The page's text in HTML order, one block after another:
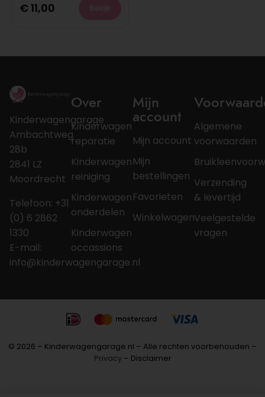
€ 11,00
Kinderwagengarage
Ambachtweg
28b
2841 LZ
Moordrecht
Telefoon: +31
(0) 6 2862
1330
E-mail:
info@kinderwagengarage.nl
Over
Kinderwagen
reparatie
Kinderwagen
reiniging
Kinderwagen
onderdelen
Kinderwagen
occassions
Mijn
account
Mijn account
Mijn
bestellingen
Favorieten
Winkelwagen
Algemene
voorwaarden
Verzending
& levertijd
Veelgestelde
vragen
© 2026 – Kinderwagengarage.nl – Alle rechten voorbehouden –
Privacy– Disclaimer